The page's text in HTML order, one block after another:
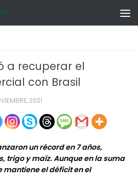
a recuperar el
con Brasil
2021
un récord en 7 años,
trigo y maíz. Aunque en la suma
mantiene el déficit en el